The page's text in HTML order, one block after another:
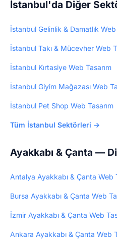
5.000₺ tek seferlik.
İstanbul'da Diğer
İstanbul Gelinlik & Damatlık Web
İstanbul Takı & Mücevher Web
İstanbul Kırtasiye Web Tasarım
İstanbul Giyim Mağazası Web
İstanbul Pet Shop Web Tasarım
Tüm İstanbul Sektörleri →
Ayakkabı & Çanta —
Antalya Ayakkabı & Çanta Web
Bursa Ayakkabı & Çanta Web
İzmir Ayakkabı & Çanta Web
Ankara Ayakkabı & Çanta Web